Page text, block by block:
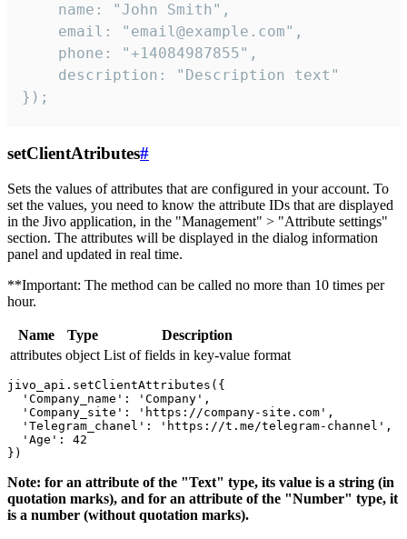
    name: "John Smith",
    email: "email@example.com",
    phone: "+14084987855",
    description: "Description text"
});
setClientAtributes#
Sets the values ​​of attributes that are configured in your account. To
set the values, you need to know the attribute IDs that are displayed
in the Jivo application, in the "Management" > "Attribute settings"
section. The attributes will be displayed in the dialog information
panel and updated in real time.
**Important: The method can be called no more than 10 times per
hour.
Name Type
Description
attributes object List of fields in key-value format
jivo_api.setClientAttributes({
  'Company_name': 'Company',
  'Company_site': 'https://company-site.com',
  'Telegram_chanel': 'https://t.me/telegram-channel',
  'Age': 42
Note: for an attribute of the "Text" type, its value is a string (in
quotation marks), and for an attribute of the "Number" type, it
is a number (without quotation marks).